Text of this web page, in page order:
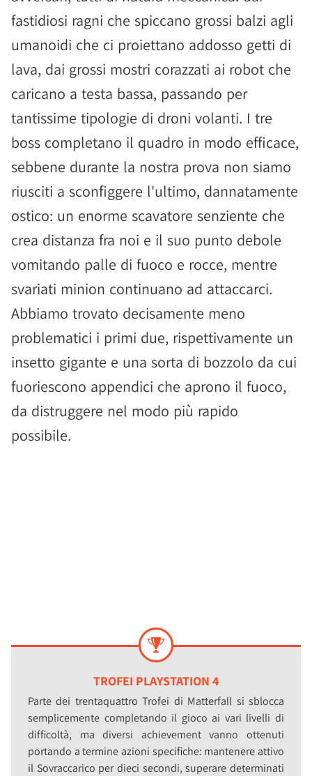
fastidiosi ragni che spiccano grossi balzi agli
umanoidi che ci proiettano addosso getti di
lava, dai grossi mostri corazzati ai robot che
caricano a testa bassa, passando per
tantissime tipologie di droni volanti. I tre
boss completano il quadro in modo efficace,
sebbene durante la nostra prova non siamo
riusciti a sconfiggere l'ultimo, dannatamente
ostico: un enorme scavatore senziente che
crea distanza fra noi e il suo punto debole
vomitando palle di fuoco e rocce, mentre
svariati minion continuano ad attaccarci.
Abbiamo trovato decisamente meno
problematici i primi due, rispettivamente un
insetto gigante e una sorta di bozzolo da cui
fuoriescono appendici che aprono il fuoco,
da distruggere nel modo più rapido
possibile.
TROFEI PLAYSTATION 4
Parte dei trentaquattro Trofei di Matterfall si sblocca
semplicemente completando il gioco ai vari livelli di
difficoltà, ma diversi achievement vanno ottenuti
portando a termine azioni specifiche: mantenere attivo
il Sovraccarico per dieci secondi, superare determinati